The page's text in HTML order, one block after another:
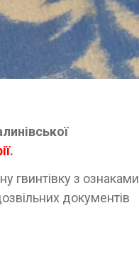
.
гвинтівку з ознаками
документів